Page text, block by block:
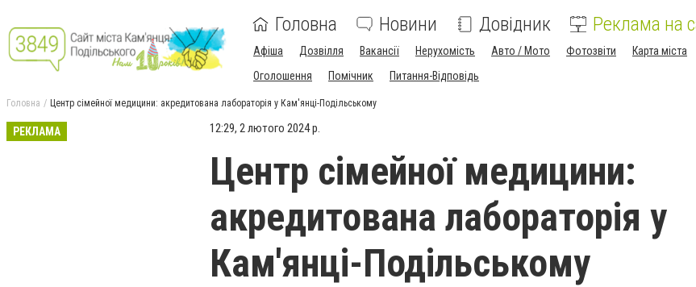
Головна Новини Довідник Реклама на
Афіша Дозвілля Вакансії Нерухомість Авто / Мото Фотозвіти Карта міста
Оголошення
Помічник Питання-Відповідь
Головна Центр сімейної медицини: акредитована лабораторія у Кам'янці-Подільському
РЕКЛАМА 12:29, 2 лютого 2024 р.
Центр сімейної медицини:
акредитована лабораторія у
Кам'янці-Подільському